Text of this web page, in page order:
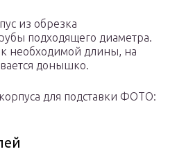
из обрезка
подходящего диаметра.
необходимой длины, на
донышко.
для подставки ФОТО: